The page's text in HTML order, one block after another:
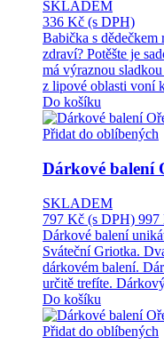
SKLADEM
336 Kč (s DPH)
Babička s
zdraví? Potěšte je
má výraznou
z lipové oblasti voní
Do košíku
Přidat do oblíbených
Dárkové balení
SKLADEM
797 Kč (s DPH) 997
Dárkové balení
Sváteční Griotka.
dárkovém balení.
určitě trefíte.
Do košíku
Přidat do oblíbených